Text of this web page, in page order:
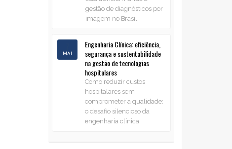
gestão de diagnósticos por
imagem no Brasil.
MAI
Engenharia Clínica: eficiência,
segurança e sustentabilidade
na gestão de tecnologias
hospitalares
Como reduzir custos
hospitalares sem
comprometer a qualidade:
o desafio silencioso da
engenharia clínica